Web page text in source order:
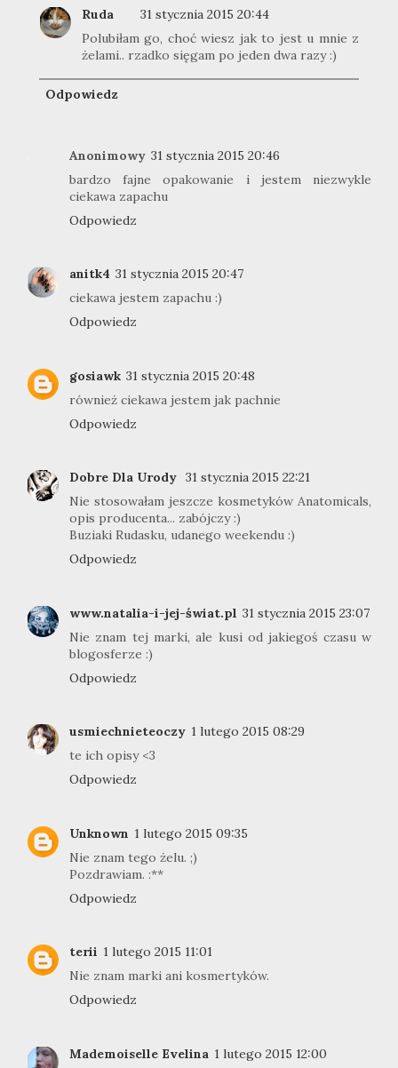
Ruda
31 stycznia 2015 20:44
Polubiłam go, choć wiesz jak to jest u mnie z
żelami.. rzadko sięgam po jeden dwa razy :)
Odpowiedz
Anonimowy 31 stycznia 2015 20:46
bardzo fajne opakowanie i jestem niezwykle
ciekawa zapachu
Odpowiedz
anitk4 31 stycznia 2015 20:47
ciekawa jestem zapachu :)
Odpowiedz
gosiawk 31 stycznia 2015 20:48
również ciekawa jestem jak pachnie
Odpowiedz
Dobre Dla Urody 31 stycznia 2015 22:21
Nie stosowałam jeszcze kosmetyków Anatomicals,
opis producenta... zabójczy :)
Buziaki Rudasku, udanego weekendu :)
Odpowiedz
www.natalia-i-jej-świat.pl 31 stycznia 2015 23:07
Nie znam tej marki, ale kusi od jakiegoś czasu w
blogosferze :)
Odpowiedz
usmiechnieteoczy 1 lutego 2015 08:29
te ich opisy <3
Odpowiedz
Unknown 1 lutego 2015 09:35
Nie znam tego żelu. ;)
Pozdrawiam. :**
Odpowiedz
terii 1 lutego 2015 11:01
Nie znam marki ani kosmertyków.
Odpowiedz
Mademoiselle Evelina 1 lutego 2015 12:00